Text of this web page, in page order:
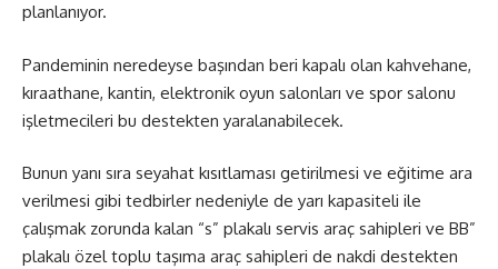
planlanıyor.
Pandeminin neredeyse başından beri kapalı olan kahvehane,
kıraathane, kantin, elektronik oyun salonları ve spor salonu
işletmecileri bu destekten yaralanabilecek.
Bunun yanı sıra seyahat kısıtlaması getirilmesi ve eğitime ara
verilmesi gibi tedbirler nedeniyle de yarı kapasiteli ile
çalışmak zorunda kalan “s” plakalı servis araç sahipleri ve BB”
plakalı özel toplu taşıma araç sahipleri de nakdi destekten